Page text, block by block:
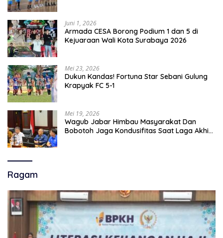
Juni 1, 2026
Armada CESA Borong Podium 1 dan 5 di
Kejuaraan Wali Kota Surabaya 2026
Mei 23, 2026
Dukun Kandas! Fortuna Star Sebani Gulung
Krapyak FC 5-1
Mei 19, 2026
Wagub Jabar Himbau Masyarakat Dan
Bobotoh Jaga Kondusifitas Saat Laga Akhir
Ragam